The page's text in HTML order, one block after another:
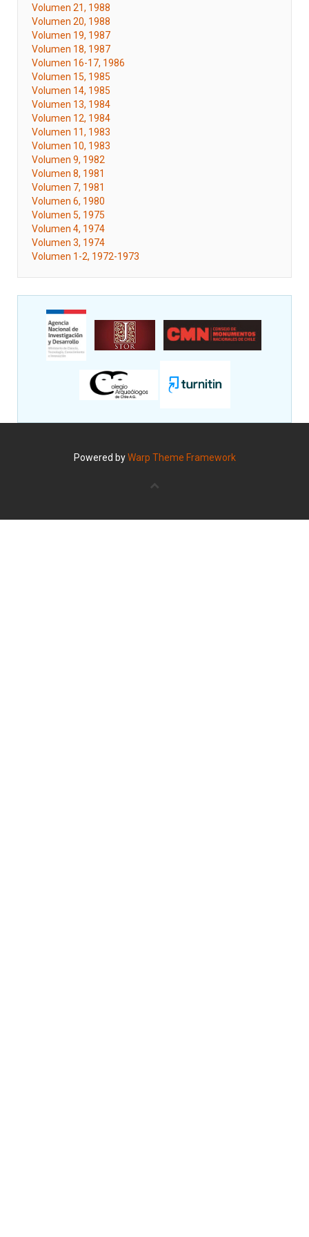
Volumen 21, 1988
Volumen 20, 1988
Volumen 19, 1987
Volumen 18, 1987
Volumen 16-17, 1986
Volumen 15, 1985
Volumen 14, 1985
Volumen 13, 1984
Volumen 12, 1984
Volumen 11, 1983
Volumen 10, 1983
Volumen 9, 1982
Volumen 8, 1981
Volumen 7, 1981
Volumen 6, 1980
Volumen 5, 1975
Volumen 4, 1974
Volumen 3, 1974
Volumen 1-2, 1972-1973
Powered byWarp Theme Framework